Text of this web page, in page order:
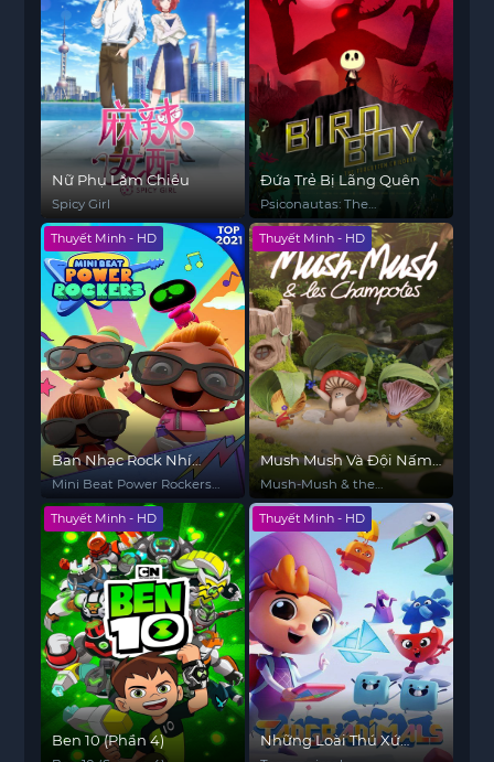
Nữ Phụ Lắm Chiêu
Spicy Girl
Đứa Trẻ Bị Lãng Quên
Psiconautas: The
Forgotten Children
Thuyết Minh - HD
Ban Nhạc Rock Nhí
(Phần 3)
Mini Beat Power Rockers
(Season 3)
Thuyết Minh - HD
Mush Mush Và Đội Nấm
Tài Năng
Mush-Mush & the
Mushables
Thuyết Minh - HD
Ben 10 (Phần 4)
Thuyết Minh - HD
Những Loài Thú Xứ